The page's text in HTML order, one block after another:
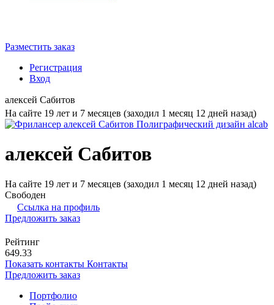
Разместить заказ
Регистрация
Вход
алексей Сабитов
На сайте 19 лет и 7 месяцев (заходил 1 месяц 12 дней назад)
алексей Сабитов
На сайте 19 лет и 7 месяцев (заходил 1 месяц 12 дней назад)
Свободен
Ссылка на профиль
Предложить заказ
Рейтинг
649.33
Показать контакты Контакты
Предложить заказ
Портфолио